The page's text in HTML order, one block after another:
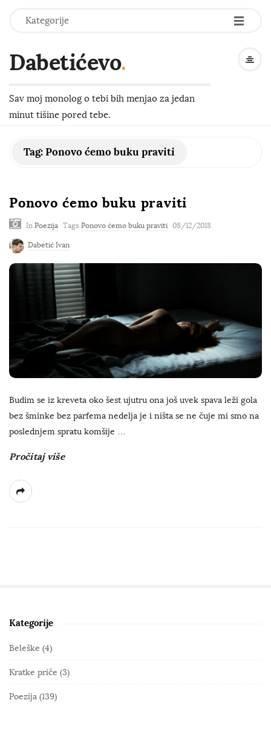
Kategorije -
-
-
Dabetićevo.
Sav moj monolog o tebi bih menjao za jedan
minut tišine pored tebe.
Tag:Ponovo ćemo buku praviti
Ponovo ćemo buku praviti
In Poezija Tags Ponovo ćemo buku praviti 08/12/2018
Dabetić Ivan
Budim se iz kreveta oko šest ujutru ona još uvek spava leži gola
bez šminke bez parfema nedelja je i ništa se ne čuje mi smo na
poslednjem spratu komšije …
Pročitaj više
S
i
e
S
Kategorije
Beleške (4)
Kratke priče (3)
Poezija (139)